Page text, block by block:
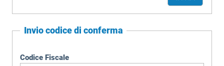
Invio codice di conferma
Codice Fiscale